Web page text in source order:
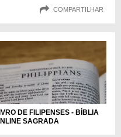
COMPARTILHAR
DE FILIPENSES - BÍBLIA
SAGRADA